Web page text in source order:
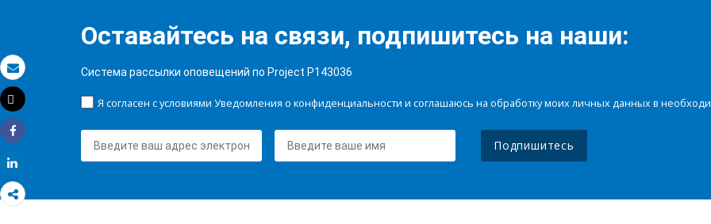
Электронная почта
Распечатать
Tweet
Share
Оставайтесь на связи, подпишитесь на наши:
Система рассылки оповещений по Project P143036
Я согласен с условиями Уведомления о конфиденциальности и соглашаюсь на обработку моих личных данных в
Подпишитесь